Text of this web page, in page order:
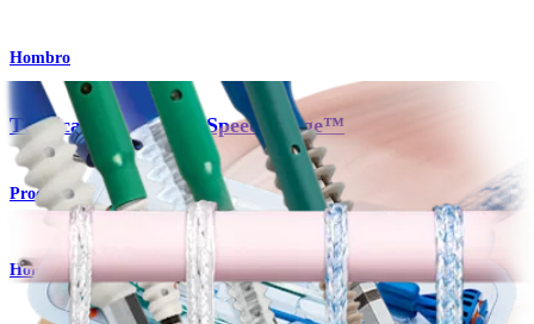
Hombro
Técnica de doble fila SpeedBridge™
Procedimiento
Hombro